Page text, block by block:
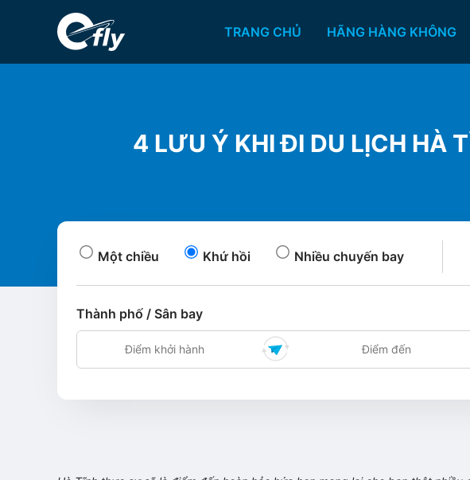
TRANG CHỦ HÃNG HÀNG KHÔNG
4 LƯU Ý KHI ĐI DU LỊCH HÀ
Một chiều Khứ hồi Nhiều chuyến bay
Thành phố / Sân bay